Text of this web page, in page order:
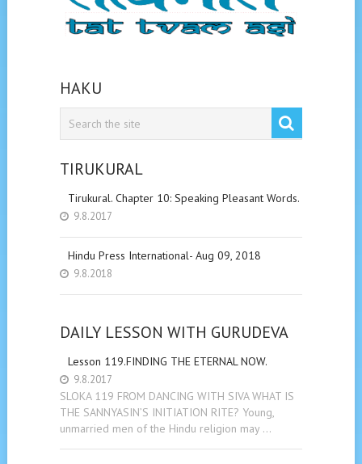
HAKU
TIRUKURAL
Tirukural. Chapter 10: Speaking Pleasant Words.
9.8.2017
Hindu Press International- Aug 09, 2018
9.8.2018
DAILY LESSON WITH GURUDEVA
Lesson 119.FINDING THE ETERNAL NOW.
9.8.2017
SLOKA 119 FROM DANCING WITH SIVA WHAT IS
THE SANNYASIN’S INITIATION RITE? Young,
unmarried men of the Hindu religion may …